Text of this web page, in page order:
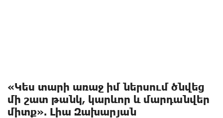
«Կես տարի առաջ իմ ներսում ծնվեց
մի շատ թանկ, կարևոր և մարդանվեր
միտք». Լիա Զախարյան